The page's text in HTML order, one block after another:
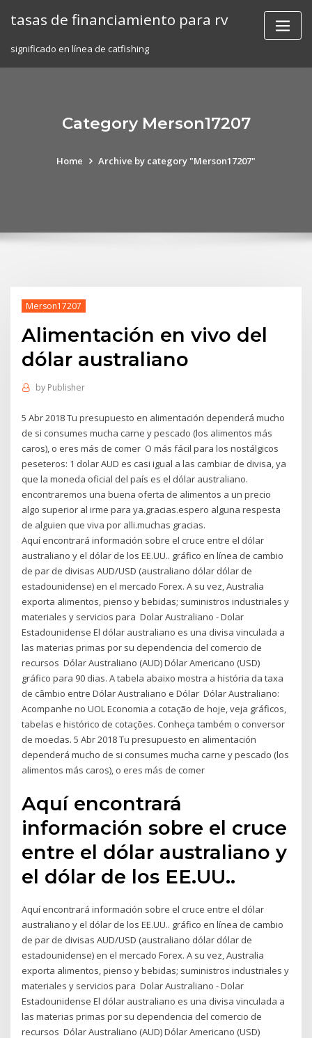
tasas de financiamiento para rv
significado en línea de catfishing
Category Merson17207
Home Archive by category "Merson17207"
Merson17207
Alimentación en vivo del
dólar australiano
by Publisher
5 Abr 2018 Tu presupuesto en alimentación dependerá mucho
de si consumes mucha carne y pescado (los alimentos más
caros), o eres más de comer O más fácil para los nostálgicos
peseteros: 1 dolar AUD es casi igual a las cambiar de divisa, ya
que la moneda oficial del país es el dólar australiano.
encontraremos una buena oferta de alimentos a un precio
algo superior al irme para ya.gracias.espero alguna respesta
de alguien que viva por alli.muchas gracias.
Aquí encontrará información sobre el cruce entre el dólar
australiano y el dólar de los EE.UU.. gráfico en línea de cambio
de par de divisas AUD/USD (australiano dólar dólar de
estadounidense) en el mercado Forex. A su vez, Australia
exporta alimentos, pienso y bebidas; suministros industriales y
materiales y servicios para Dolar Australiano - Dolar
Estadounidense El dólar australiano es una divisa vinculada a
las materias primas por su dependencia del comercio de
recursos Dólar Australiano (AUD) Dólar Americano (USD)
gráfico para 90 dias. A tabela abaixo mostra a história da taxa
de câmbio entre Dólar Australiano e Dólar Dólar Australiano:
Acompanhe no UOL Economia a cotação de hoje, veja gráficos,
tabelas e histórico de cotações. Conheça também o conversor
de moedas. 5 Abr 2018 Tu presupuesto en alimentación
dependerá mucho de si consumes mucha carne y pescado (los
alimentos más caros), o eres más de comer
Aquí encontrará
información sobre el cruce
entre el dólar australiano y
el dólar de los EE.UU..
Aquí encontrará información sobre el cruce entre el dólar
australiano y el dólar de los EE.UU.. gráfico en línea de cambio
de par de divisas AUD/USD (australiano dólar dólar de
estadounidense) en el mercado Forex. A su vez, Australia
exporta alimentos, pienso y bebidas; suministros industriales y
materiales y servicios para Dolar Australiano - Dolar
Estadounidense El dólar australiano es una divisa vinculada a
las materias primas por su dependencia del comercio de
recursos Dólar Australiano (AUD) Dólar Americano (USD)